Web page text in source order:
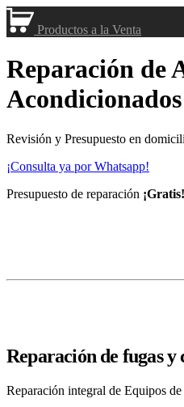
Productos a la Venta
Reparación de
Acondicionados
Revisión y Presupuesto en
¡Consulta ya por Whatsapp!
Presupuesto de reparación ¡Gratis!
Reparación de fugasy
Reparación integral de Equipos